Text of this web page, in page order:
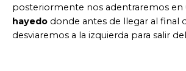
posteriormente nos adentraremos en
hayedo donde antes de llegar al final
desviaremos a la izquierda para salir